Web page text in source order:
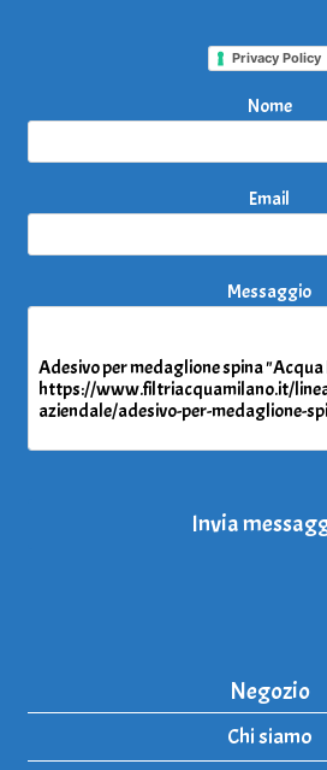
Privacy Policy
Nome
Email
Messaggio
Invia
Negozio
Chi siamo